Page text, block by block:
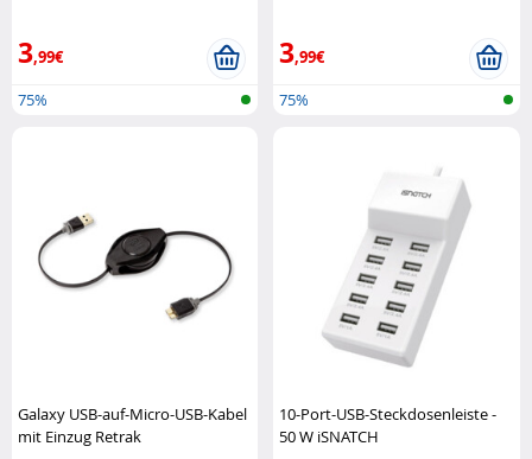
3,99€
75%
3,99€
75%
Galaxy USB-auf-Micro-USB-Kabel
mit Einzug Retrak
10-Port-USB-Steckdosenleiste -
50 W iSNATCH